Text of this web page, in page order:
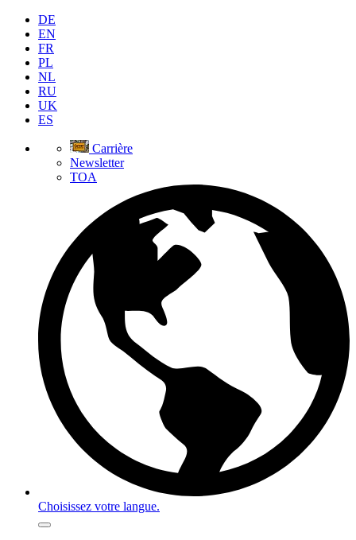
DE
EN
FR
PL
NL
RU
UK
ES
Carrière
Newsletter
TOA
Choisissez votre langue.